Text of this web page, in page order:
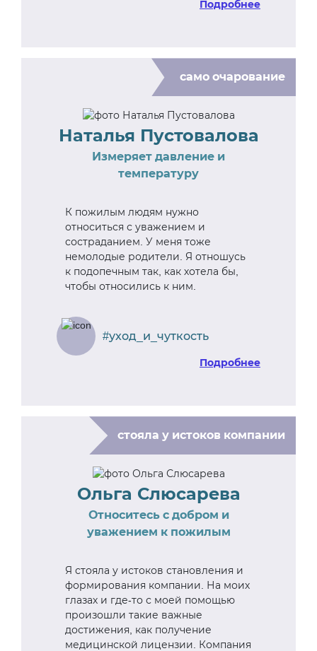
Подробнее
само очарование
Наталья Пустовалова
Измеряет давление и
температуру
К пожилым людям нужно
относиться с уважением и
состраданием. У меня тоже
немолодые родители. Я отношусь
к подопечным так, как хотела бы,
чтобы относились к ним.
#уход_и_чуткость
Подробнее
стояла у истоков компании
Ольга Слюсарева
Относитесь с добром и
уважением к пожилым
Я стояла у истоков становления и
формирования компании. На моих
глазах и где-то с моей помощью
произошли такие важные
достижения, как получение
медицинской лицензии. Компания